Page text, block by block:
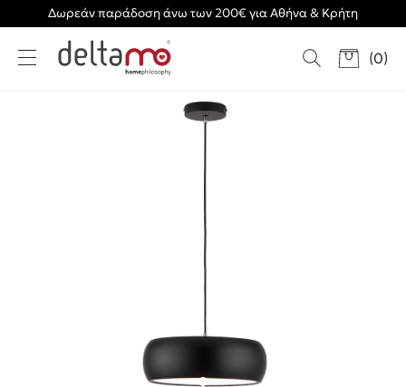
Δωρεάν παράδοση άνω των 200€ για Αθήνα & Κρήτη
(0)